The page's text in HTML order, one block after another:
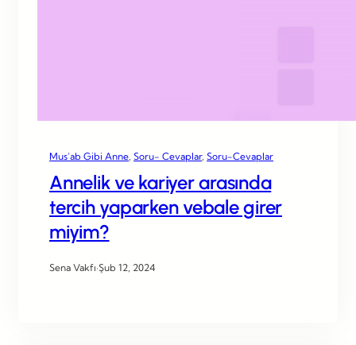
Mus’ab Gibi Anne Soru- Cevaplar, Soru-Cevaplar
Annelik ve kariyer arasında
tercih yaparken vebale girer
miyim?
Sena Vakfı·Şub 12, 2024